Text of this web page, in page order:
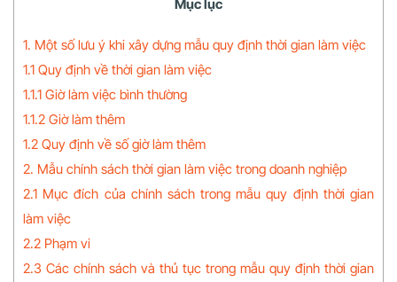
Mục lục
1. Một số lưu ý khi xây dựng mẫu quy định thời gian làm việc
1.1 Quy định về thời gian làm việc
1.1.1 Giờ làm việc bình thường
1.1.2 Giờ làm thêm
1.2 Quy định về số giờ làm thêm
2. Mẫu chính sách thời gian làm việc trong doanh nghiệp
2.1 Mục đích của chính sách trong mẫu quy định thời gian
làm việc
2.2 Phạm vi
2.3 Các chính sách và thủ tục trong mẫu quy định thời gian